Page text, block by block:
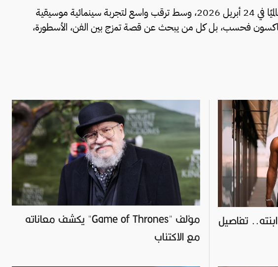
ومن المقرر عرض فيلم «Michael» عالميًا في 24 أبريل 2026، وسط ترقب واسع لتجربة سينمائية موسيقية
فحسب، بل كل من يبحث عن قصة تمزج بين الفن، الأسطورة،
مؤلف "Game of Thrones" يكشف معاناته
مع الاكتئاب
تفاصيل